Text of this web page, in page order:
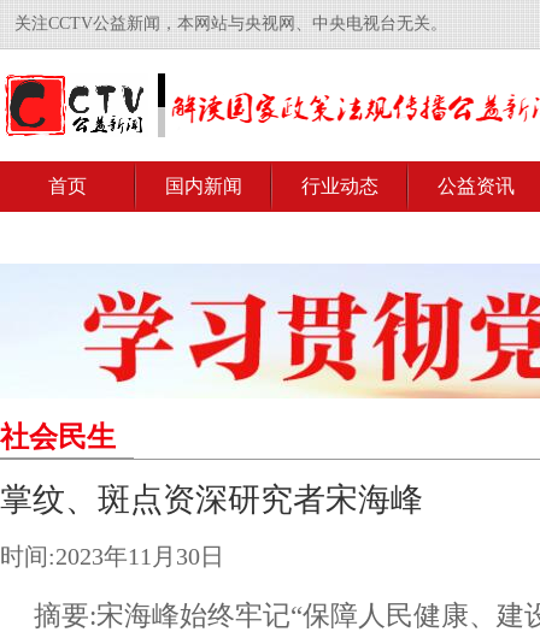
关注CCTV公益新闻，本网站与央视网、中央电视台无关。
首页 国内新闻 行业动态 公益资讯
社会民生
掌纹、斑点资深研究者宋海峰
时间:2023年11月30日
摘要:宋海峰始终牢记“保障人民健康、建